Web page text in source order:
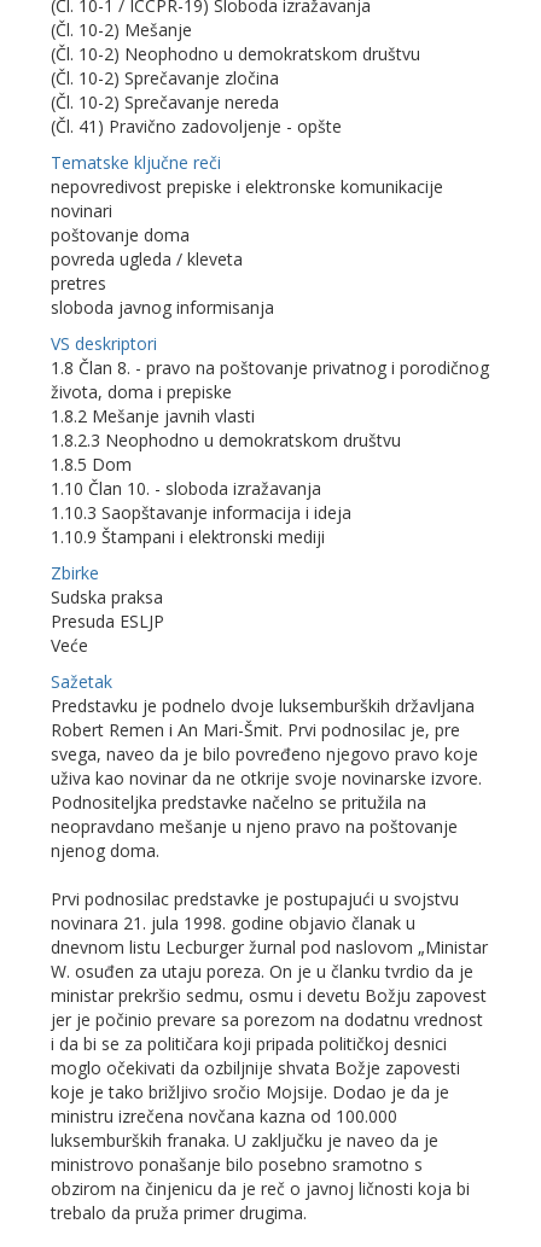
(Čl. 10-1 / ICCPR-19) Sloboda izražavanja
(Čl. 10-2) Mešanje
(Čl. 10-2) Neophodno u demokratskom društvu
(Čl. 10-2) Sprečavanje zločina
(Čl. 10-2) Sprečavanje nereda
(Čl. 41) Pravično zadovoljenje - opšte
Tematske ključne reči
nepovredivost prepiske i elektronske komunikacije
novinari
poštovanje doma
povreda ugleda / kleveta
pretres
sloboda javnog informisanja
VS deskriptori
1.8 Član 8. - pravo na poštovanje privatnog i porodičnog
života, doma i prepiske
1.8.2 Mešanje javnih vlasti
1.8.2.3 Neophodno u demokratskom društvu
1.8.5 Dom
1.10 Član 10. - sloboda izražavanja
1.10.3 Saopštavanje informacija i ideja
1.10.9 Štampani i elektronski mediji
Zbirke
Sudska praksa
Presuda ESLJP
Veće
Sažetak
Predstavku je podnelo dvoje luksemburških državljana
Robert Remen i An Mari-Šmit. Prvi podnosilac je, pre
svega, naveo da je bilo povređeno njegovo pravo koje
uživa kao novinar da ne otkrije svoje novinarske izvore.
Podnositeljka predstavke načelno se pritužila na
neopravdano mešanje u njeno pravo na poštovanje
njenog doma.
Prvi podnosilac predstavke je postupajući u svojstvu
novinara 21. jula 1998. godine objavio članak u
dnevnom listu Lecburger žurnal pod naslovom „Ministar
W. osuđen za utaju poreza. On je u članku tvrdio da je
ministar prekršio sedmu, osmu i devetu Božju zapovest
jer je počinio prevare sa porezom na dodatnu vrednost
i da bi se za političara koji pripada političkoj desnici
moglo očekivati da ozbiljnije shvata Božje zapovesti
koje je tako brižljivo sročio Mojsije. Dodao je da je
ministru izrečena novčana kazna od 100.000
luksemburških franaka. U zaključku je naveo da je
ministrovo ponašanje bilo posebno sramotno s
obzirom na činjenicu da je reč o javnoj ličnosti koja bi
trebalo da pruža primer drugima.